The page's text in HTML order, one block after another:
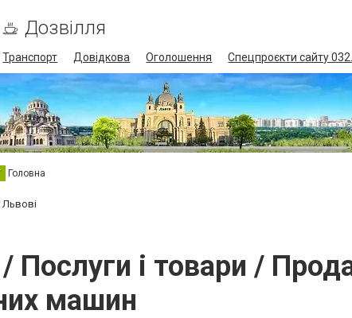
Дозвілля
Транспорт Довідкова Оголошення Спецпроєкти сайту
Головна
Львові
/ Послуги і товари /
машин